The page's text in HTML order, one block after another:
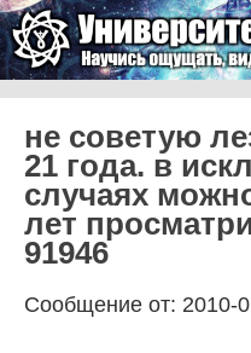
не советую
21 года. в
случаях
лет
91946
Сообщение от: 2010-